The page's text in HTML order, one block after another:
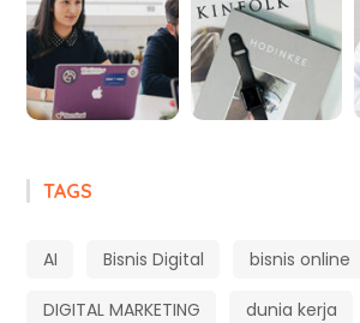
TAGS
AI Bisnis Digital bisnis online
DIGITAL MARKETING dunia kerja